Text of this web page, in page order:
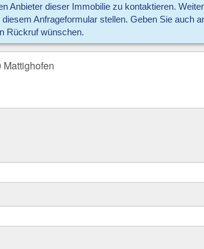
Anbieter dieser Immobilie zu kontaktieren.
Anfrageformular stellen. Geben Sie auch
Rückruf wünschen.